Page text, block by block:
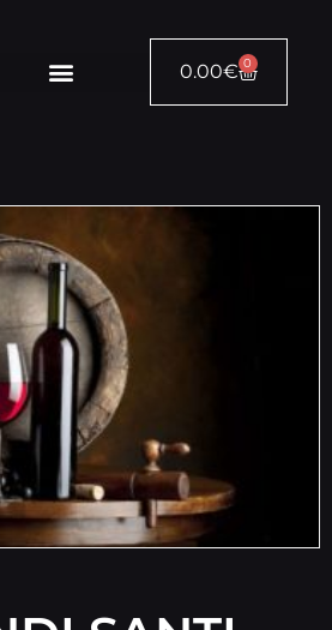
0.00€ 0